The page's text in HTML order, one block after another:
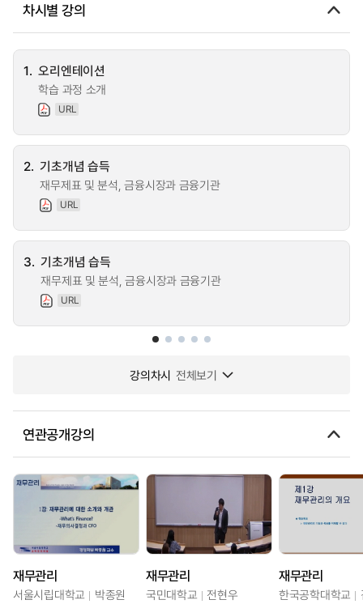
차시별 강의
1. 오리엔테이션
학습 과정 소개
URL
2. 기초개념 습득
재무제표 및 분석, 금융시장과 금융기관
URL
3. 기초개념 습득
재무제표 및 분석, 금융시장과 금융기관
URL
강의차시 전체보기
연관공개강의
재무관리
서울시립대학교 박종원
재무관리
국민대학교 전현우
재무관리
한국공학대학교